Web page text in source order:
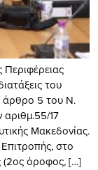
του
άρθρο 5 του Ν.
17
Μακεδονίας.
στο
(2ος όροφος, […]